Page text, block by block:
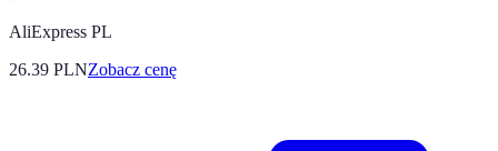
AliExpress PL
26.39 PLNZobacz cenę